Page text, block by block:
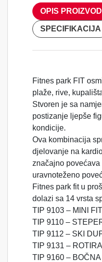
OPIS
SPECIFIKACIJA
Fitnes park FIT
plaže, rive,
Stvoren je sa
postizanje ljepše
kondicije.
Ova kombinacija
djelovanje na
značajno
uravnoteženo
Fitnes park fit u
dolazi sa 14 vrsta
TIP 9103 – MINI
TIP 9110 –
TIP 9112 – SKI
TIP 9131 –
TIP 9160 –